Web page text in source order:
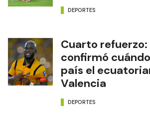
DEPORTES
Cuarto refuerzo:
confirmó
país el
Valencia
DEPORTES